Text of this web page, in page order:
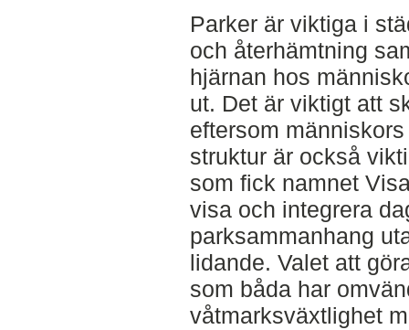
Parker är viktiga i
och återhämtning
hjärnan hos
ut. Det är viktigt att
eftersom
struktur är också
som fick namnet
visa och integrera
parksammanhang
lidande. Valet att
som båda har
våtmarksväxtlighet